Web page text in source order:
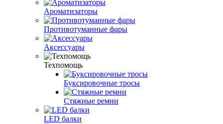
Ароматизаторы
Противотуманные фары
Аксессуары
Техпомощь
Буксировочные тросы
Стяжные ремни
LED балки